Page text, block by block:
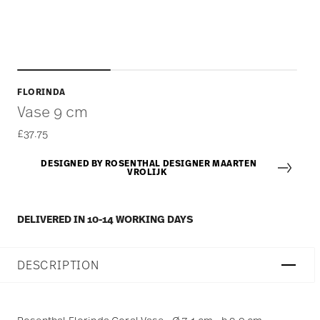
FLORINDA
Vase 9 cm
£37.75
DESIGNED BY ROSENTHAL DESIGNER MAARTEN
VROLIJK
DELIVERED IN 10-14 WORKING DAYS
DESCRIPTION